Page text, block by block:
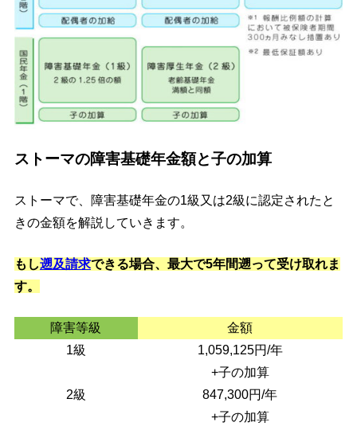
ストーマの障害基礎年金額と子の加算
ストーマで、障害基礎年金の1級又は2級に認定されたと
きの金額を解説していきます。
もし遡及請求できる場合、最大で5年間遡って受け取れま
す。
障害等級
金額
1級
1,059,125円/年
+子の加算
2級
847,300円/年
+子の加算